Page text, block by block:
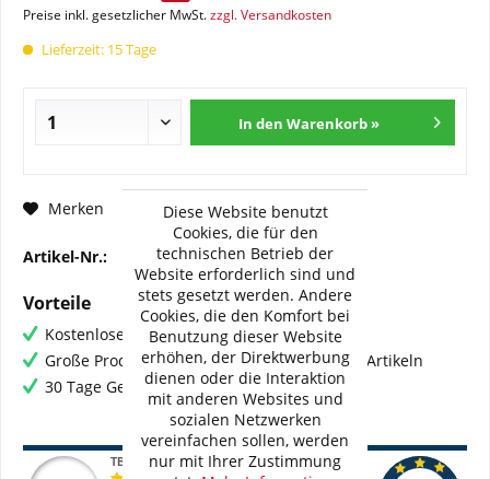
Preise inkl. gesetzlicher MwSt.zzgl. Versandkosten
Lieferzeit: 15 Tage
In den Warenkorb »
Merken Fragen zum Artikel?
Artikel-Nr.: BMC-FM-696-04
Vorteile
Kostenloser Versand ab € 60,- Bestellwert
Große Produktauswahl mit mehr als 80.000 Artikeln
30 Tage Geld-Zurück-Garantie
Diese Website benutzt
Cookies, die für den
technischen Betrieb der
Website erforderlich sind und
stets gesetzt werden. Andere
Cookies, die den Komfort bei
Benutzung dieser Website
erhöhen, der Direktwerbung
dienen oder die Interaktion
mit anderen Websites und
sozialen Netzwerken
vereinfachen sollen, werden
nur mit Ihrer Zustimmung